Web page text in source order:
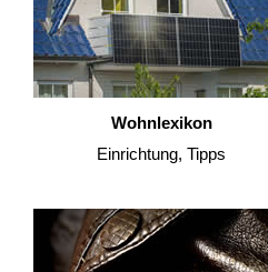
Wohnlexikon
Einrichtung, Tipps